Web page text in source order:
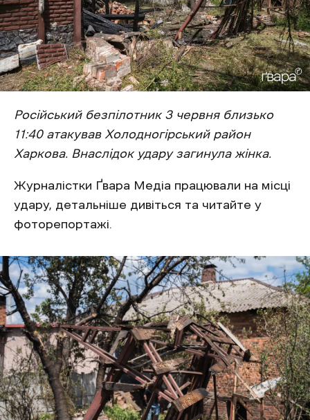
Російський безпілотник 3 червня близько
11:40 атакував Холодногірський район
Харкова. Внаслідок удару загинула жінка.
Журналістки Ґвара Медіа працювали на місці
удару, детальніше дивіться та читайте у
фоторепортажі.